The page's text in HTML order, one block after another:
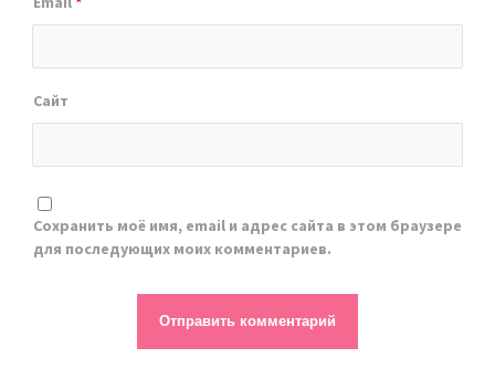
Сайт
Сохранить моё имя, email и адрес сайта в этом браузере
для последующих моих комментариев.